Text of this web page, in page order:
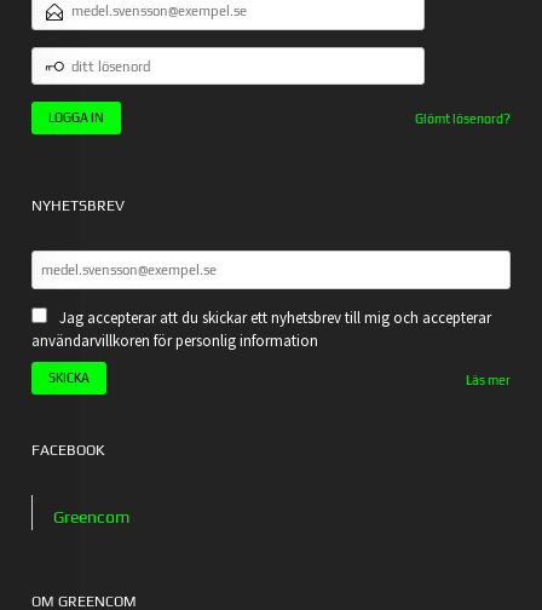
POSTADRESS
DITT
LÖSENORD
Glömt lösenord?
NYHETSBREV
Jag accepterar att du skickar ett nyhetsbrev till mig och accepterar
användarvillkoren för personlig information
Läs mer
FACEBOOK
Greencom
OM GREENCOM